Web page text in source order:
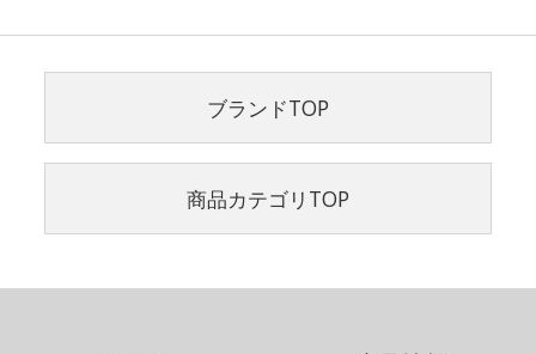
ブランドTOP
商品カテゴリTOP